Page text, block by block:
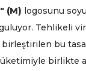
(M) logosunu
Tehlikeli
birleştirilen bu
birlikte